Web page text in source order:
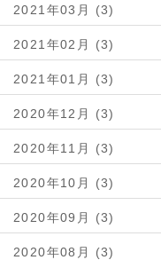
2021年03月 (3)
2021年02月 (3)
2021年01月 (3)
2020年12月 (3)
2020年11月 (3)
2020年10月 (3)
2020年09月 (3)
2020年08月 (3)